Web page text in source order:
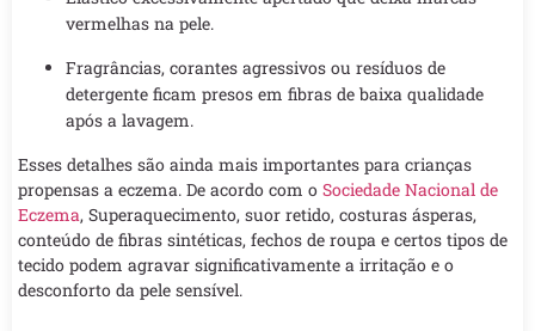
vermelhas na pele.
Fragrâncias, corantes agressivos ou resíduos de
detergente ficam presos em fibras de baixa qualidade
após a lavagem.
Esses detalhes são ainda mais importantes para crianças
propensas a eczema. De acordo com o Sociedade Nacional de
Eczema, Superaquecimento, suor retido, costuras ásperas,
conteúdo de fibras sintéticas, fechos de roupa e certos tipos de
tecido podem agravar significativamente a irritação e o
desconforto da pele sensível.